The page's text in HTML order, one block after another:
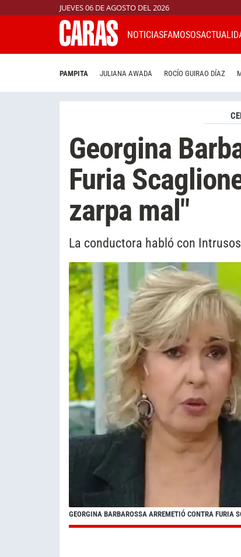
JUEVES 06 DE AGOSTO DEL 2026
NOTICIASFAMOSOS
PAMPITA JULIANA AWADA ROCÍO GUIRAO DÍAZ
Georgina
Furia
zarpa mal"
La conductora habló con
GEORGINA BARBAROSSA ARREMETIÓ CONTRA FURIA